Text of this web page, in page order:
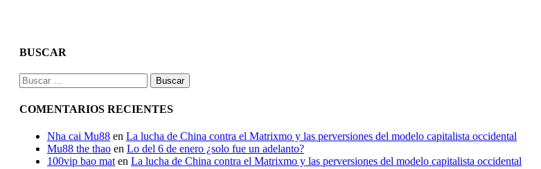
BUSCAR
Buscar:
COMENTARIOS RECIENTES
Nha cai Mu88 en La lucha de China contra el Matrixmo y las perversiones del modelo capitalista occidental
Mu88 the thao en Lo del 6 de enero ¿solo fue un adelanto?
100vip bao mat en La lucha de China contra el Matrixmo y las perversiones del modelo capitalista occidental